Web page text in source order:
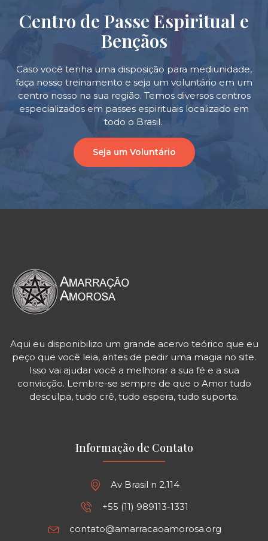
Centro de Passe Espiritual e
Bençãos
Caso você tenha uma disposição para mediunidade,
faça nosso treinamento e seja um voluntário em um
centro nosso na sua região. Temos diversos centros
especializados em passes espirituais localizado em
todo o Brasil.
Seja um Voluntário
Aqui eu disponibilizo um grande acervo teórico que eu
peço que você leia, antes de pedir uma magia no site.
Isso vai ajudar você a melhorar a sua fé e a sua
convicção. Lembre-se sempre de que o Amor tudo
desculpa, tudo crê, tudo espera, tudo suporta.
Informação de Contato
Av Brasil n 2.114
+55 (11) 989113-1331
contato@amarracaoamorosa.org